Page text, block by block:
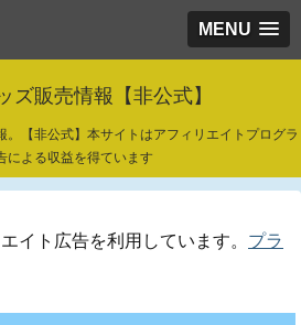
MENU
ズ販売情報【非公式】
。【非公式】本サイトはアフィリエイトプログラ
による収益を得ています
イト広告を利用しています。 プラ